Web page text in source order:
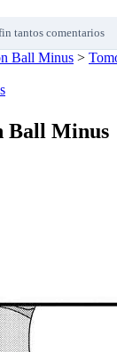
comentarios •
Ball Minus >
Ball Minus